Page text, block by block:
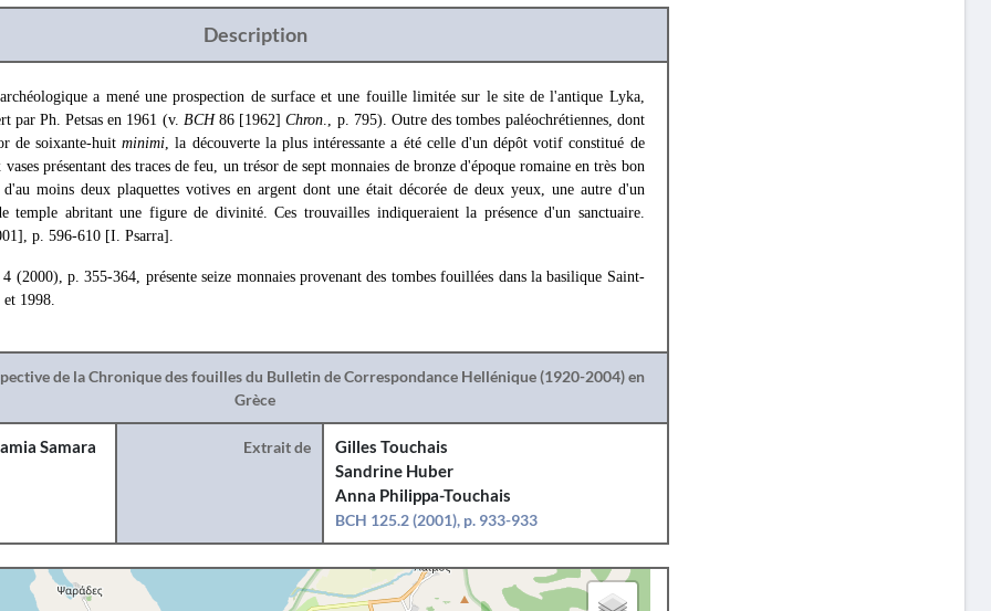
Description
a mené une prospection de surface et une fouille limitée sur le site de l'antique Lyka,
par Ph. Petsas en 1961 (v. BCH86 [1962]Chron., p. 795). Outre des tombes paléochrétiennes, dont
de soixante-huitminimi, la découverte la plus intéressante a été celle d'un dépôt votif constitué de
présentant des traces de feu, un trésor de sept monnaies de bronze d'époque romaine en très bon
moins deux plaquettes votives en argent dont une était décorée de deux yeux, une autre d'un
temple abritant une figure de divinité. Ces trouvailles indiqueraient la présence d'un sanctuaire.
p. 596-610 [I. Psarra].
(2000), p. 355-364, présente seize monnaies provenant des tombes fouillées dans la basilique Saint-
1998.
de la Chronique des fouilles du Bulletin de Correspondance Hellénique (1920-2004) en
Grèce
Samara Extrait de
Gilles Touchais
Sandrine Huber
Anna Philippa-Touchais
BCH 125.2 (2001), p. 933-933